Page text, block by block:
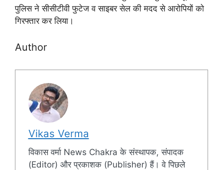
पुलिस ने सीसीटीवी फुटेज व साइबर सेल की मदद से आरोपियों को
गिरफ्तार कर लिया।
Author
Vikas Verma
विकास वर्मा News Chakra के संस्थापक, संपादक
(Editor) और प्रकाशक (Publisher) हैं। वे पिछले